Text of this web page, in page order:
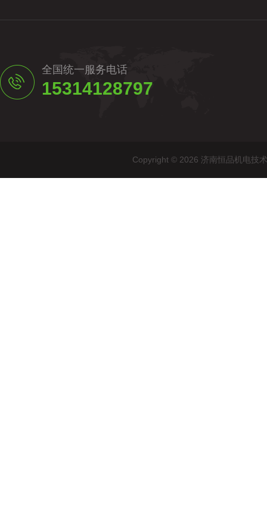
全国统一服务电话
15314128797
Copyright © 2026 济南恒品机电技